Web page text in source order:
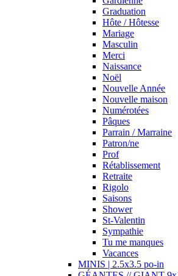
Graduation
Hôte / Hôtesse
Mariage
Masculin
Merci
Naissance
Noël
Nouvelle Année
Nouvelle maison
Numérotées
Pâques
Parrain / Marraine
Patron/ne
Prof
Rétablissement
Retraite
Rigolo
Saisons
Shower
St-Valentin
Sympathie
Tu me manques
Vacances
MINIS | 2.5x3.5 po-in